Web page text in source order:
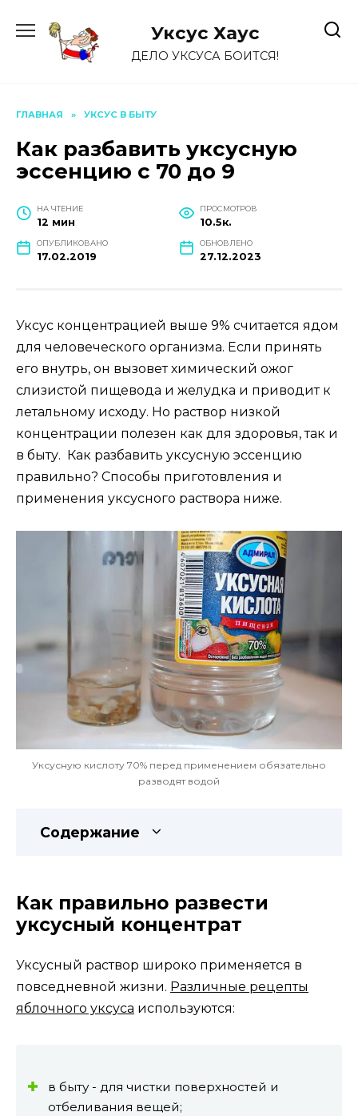
содержанию
Уксус Хауc
ДЕЛО УКСУСА БОИТСЯ!
ГЛАВНАЯ » УКСУС В БЫТУ
Как разбавить уксусную
эссенцию с 70 до 9
НА ЧТЕНИЕ
12 мин
ПРОСМОТРОВ
10.5к.
ОПУБЛИКОВАНО
17.02.2019
ОБНОВЛЕНО
27.12.2023
Уксус концентрацией выше 9% считается ядом
для человеческого организма. Если принять
его внутрь, он вызовет химический ожог
слизистой пищевода и желудка и приводит к
летальному исходу. Но раствор низкой
концентрации полезен как для здоровья, так и
в быту. Как разбавить уксусную эссенцию
правильно? Способы приготовления и
применения уксусного раствора ниже.
Уксусную кислоту 70% перед применением обязательно
разводят водой
Содержание
Как правильно развести
уксусный концентрат
Уксусный раствор широко применяется в
повседневной жизни. Различные рецепты
яблочного уксуса используются:
в быту - для чистки поверхностей и
отбеливания вещей;